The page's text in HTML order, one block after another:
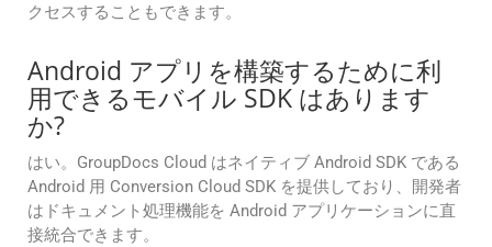
クセスすることもできます。
Android アプリを構築するために利
用できるモバイル SDK はあります
か?
はい。GroupDocs Cloud はネイティブ Android SDK である
Android 用 Conversion Cloud SDK を提供しており、開発者
はドキュメント処理機能を Android アプリケーションに直
接統合できます。